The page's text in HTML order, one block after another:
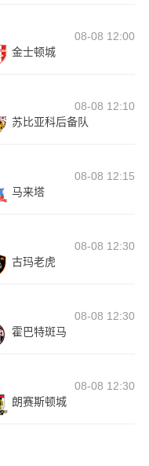
08-08 12:00
金士顿城
08-08 12:10
苏比亚科后备队
08-08 12:15
马来塔
08-08 12:30
古玛老虎
08-08 12:30
霍巴特斑马
08-08 12:30
朗赛斯顿城